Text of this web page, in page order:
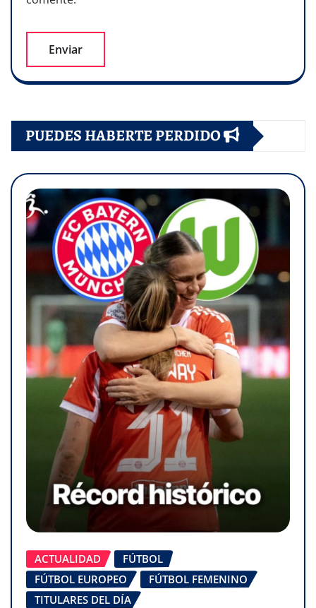
PUEDES HABERTE PERDIDO
ACTUALIDAD
FÚTBOL
FÚTBOL EUROPEO
FÚTBOL FEMENINO
TITULARES DEL DÍA